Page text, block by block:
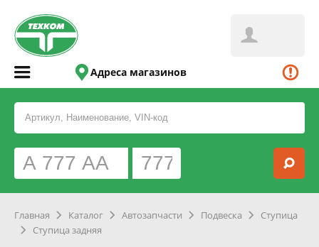
Адреса магазинов
Главная Каталог Автозапчасти Подвеска
Ступица
Ступица задняя